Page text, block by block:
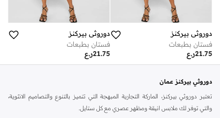
دوروثي بيركنز
فستان بطبعات
ر.ع21.75
دوروثي بيركنز
فستان بطبعات
ر.ع21.75
دوروثي بيركنز عمان
تعتبر دوروثي بيركنز، الماركة التجارية المبهجة التي تتميز بالتنوع والتصاميم الانثوية،
والتي توفر لك ملابس انيقة ومظهر عصري مع كل ستايل.